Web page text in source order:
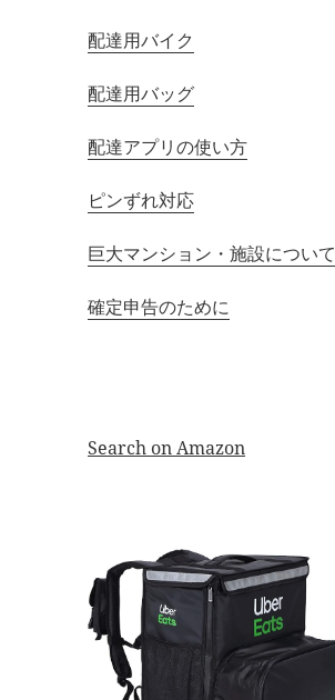
配達用バイク
配達用バッグ
配達アプリの使い方
ピンずれ対応
巨大マンション・施設について
確定申告のために
Search on Amazon